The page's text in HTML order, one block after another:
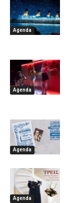
Agenda
Agenda
Agenda
Agenda